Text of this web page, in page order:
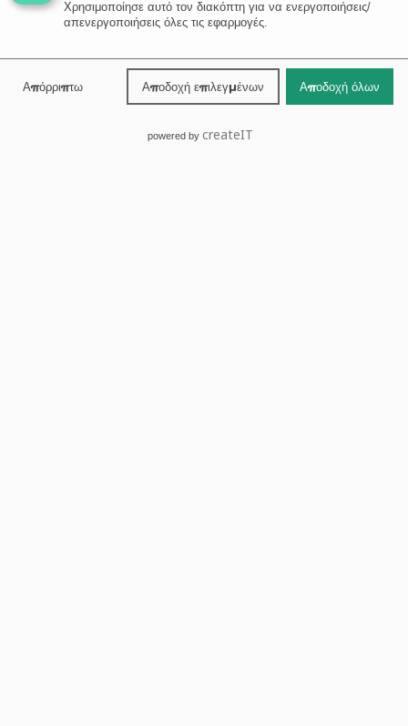
Βόλος
24210-30131
ΖΗΤΗΣΤΕ ΣΥΜΒΟΥΛΗ →
Χρησιμοποίησε αυτό τον διακόπτη για να ενεργοποιήσεις/
απενεργοποιήσεις όλες τις εφαρμογές.
Απόρριπτω Αποδοχή επιλεγμένων Αποδοχή όλων
powered by createIT